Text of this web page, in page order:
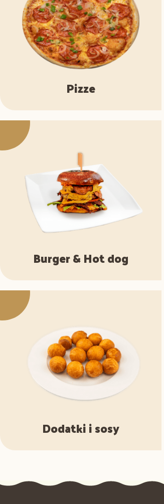
Pizze
Burger & Hot dog
Dodatki i sosy